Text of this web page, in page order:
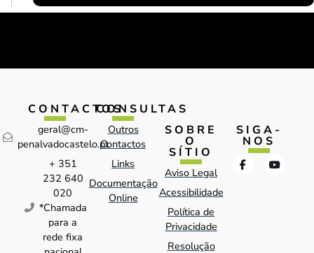
CONTACTOS
geral@cm-
penalvadocastelo.pt
+ 351
232 640
020
*Chamada
para a
rede fixa
CONSULTAS
Outros
Contactos
Links
Documentação
Online
SOBRE
O
SÍTIO
Aviso Legal
Acessibilidade
Política de
Privacidade
Resolução
SIGA-
NOS